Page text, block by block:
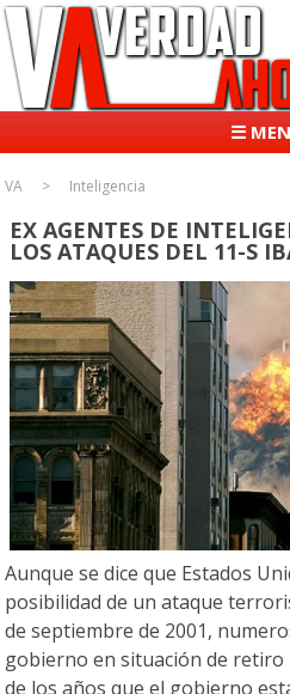
☰
VA Inteligencia
EX AGENTES DE
LOS ATAQUES DEL 11-S
Aunque se dice que Estados
posibilidad de un ataque
de septiembre de 2001,
gobierno en situación de
de los años que el gobierno